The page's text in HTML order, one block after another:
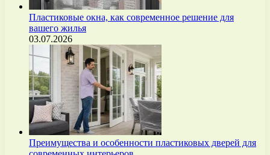
Пластиковые окна, как современное решение для
вашего жилья
03.07.2026
Преимущества и особенности пластиковых дверей для